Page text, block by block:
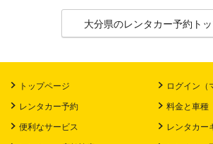
大分県のレンタカー予約ト
トップページ
ログイン（
レンタカー予約
料金と車種
便利なサービス
レンタカー